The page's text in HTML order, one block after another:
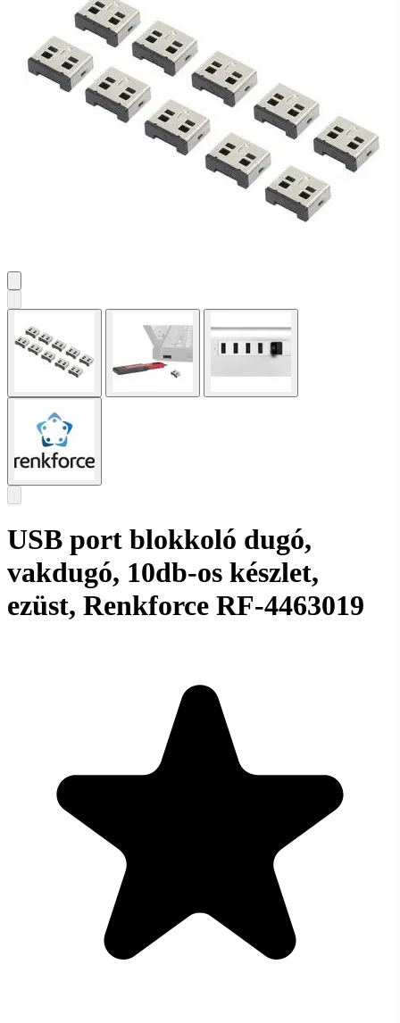
USB port blokkoló dugó,
vakdugó, 10db-os készlet,
ezüst, Renkforce RF-4463019